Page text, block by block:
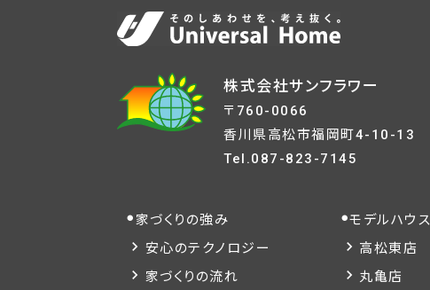
株式会社サンフラワー
〒760-0066
香川県高松市福岡町4-10-13
Tel.087-823-7145
家づくりの強み
安心のテクノロジー
家づくりの流れ
モデルハウス
高松東店
丸亀店